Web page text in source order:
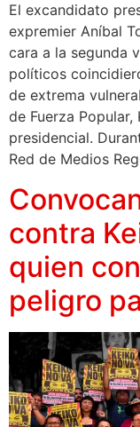
El excandidato
expremier Aníbal
cara a la segunda
políticos
de extrema
de Fuerza
presidencial.
Red de Medios
contra
quien
peligro